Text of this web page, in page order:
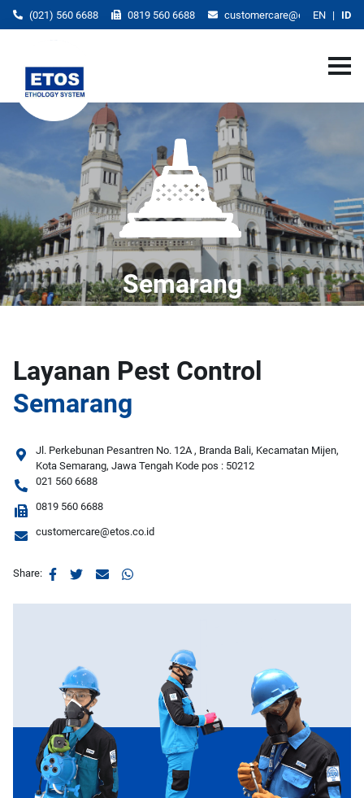
(021) 560 6688 0819 560 6688 customercare@etos.co.id
EN ID
Semarang
Layanan Pest Control
Semarang
Jl. Perkebunan Pesantren No. 12A , Branda Bali, Kecamatan Mijen,
Kota Semarang, Jawa Tengah Kode pos : 50212
021 560 6688
0819 560 6688
customercare@etos.co.id
Share: